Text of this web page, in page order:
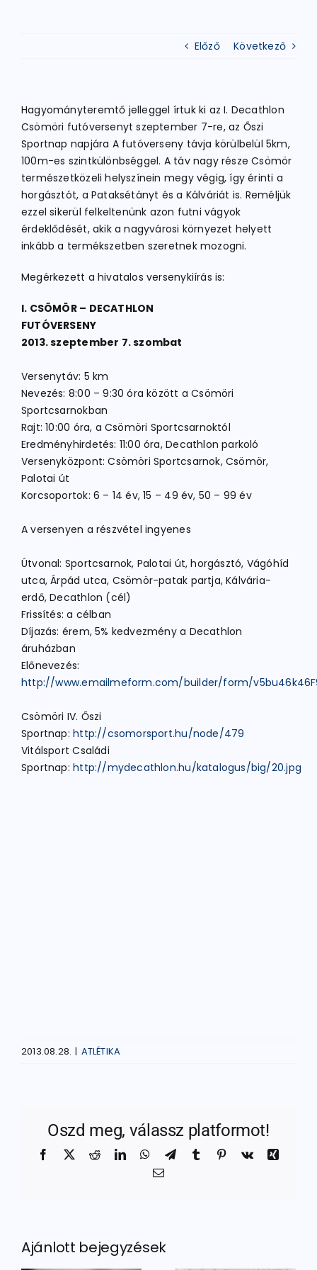
EGYÉB SPORTÁGAK
PÁLYÁK
ELÉRHETŐSÉGEK
TAGDÍJ BEFIZETÉS
Előző Következő
Hagyományteremtő jelleggel írtuk ki az I. Decathlon
Csömöri futóversenyt szeptember 7-re, az Őszi
Sportnap napjára A futóverseny távja körülbelül 5km,
100m-es szintkülönbséggel. A táv nagy része Csömör
természetközeli helyszínein megy végig, így érinti a
horgásztót, a Pataksétányt és a Kálváriát is. Reméljük
ezzel sikerül felkeltenünk azon futni vágyok
érdeklődését, akik a nagyvárosi környezet helyett
inkább a termékszetben szeretnek mozogni.
Megérkezett a hivatalos versenykiírás is:
I. CSÖMÖR – DECATHLON
FUTÓVERSENY
2013. szeptember 7. szombat
Versenytáv: 5 km
Nevezés: 8:00 – 9:30 óra között a Csömöri
Sportcsarnokban
Rajt: 10:00 óra, a Csömöri Sportcsarnoktól
Eredményhirdetés: 11:00 óra, Decathlon parkoló
Versenyközpont: Csömöri Sportcsarnok, Csömör,
Palotai út
Korcsoportok: 6 – 14 év, 15 – 49 év, 50 – 99 év
A versenyen a részvétel ingyenes
Útvonal: Sportcsarnok, Palotai út, horgásztó, Vágóhíd
utca, Árpád utca, Csömör-patak partja, Kálvária-
erdő, Decathlon (cél)
Frissítés: a célban
Díjazás: érem, 5% kedvezmény a Decathlon
áruházban
Előnevezés:
http://www.emailmeform.com/builder/form/
Csömöri IV. Őszi
Sportnap:http://csomorsport.hu/node/479
Vitálsport Családi
Sportnap:http://mydecathlon.hu/katalogus/big/20.jpg
2013.08.28. | ATLÉTIKA
Oszd meg, válassz platformot!
Facebook
X RedditLinkedInWhatsApp
TelegramTumblr Pinterest
Vk
Xing
Email:
Ajánlott bejegyzések